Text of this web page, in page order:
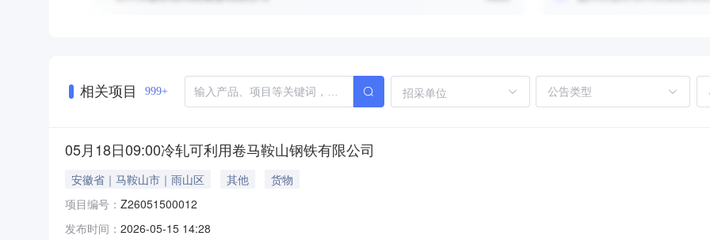
相关项目 999+ 招采单位
05月18日09:00冷轧可利用卷马鞍山钢铁有限公司
安徽省｜马鞍山市｜雨山区 其他
货物
项目编号： Z26051500012
发布时间： 2026-05-15 14:28